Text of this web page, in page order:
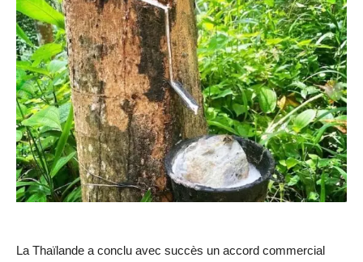
La Thaïlande a conclu avec succès un accord commercial